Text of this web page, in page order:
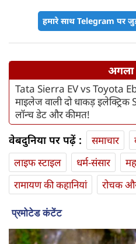
हमारे साथ Telegram पर
Tata Sierra EV vs Toyota
माइलेज वाली दो धाकड़
लॉन्च डेट और कीमत!
वेबदुनिया पर पढ़ें : समाचार
लाइफ स्‍टाइल
धर्म-संसार
रामायण की कहानियां
रोचक